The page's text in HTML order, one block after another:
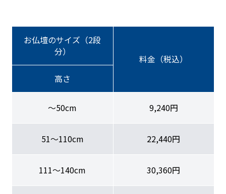
お仏壇のサイズ（2段
分）
料金（税込）
高さ
〜50cm 9,240円
51〜110cm 22,440円
111〜140cm 30,360円